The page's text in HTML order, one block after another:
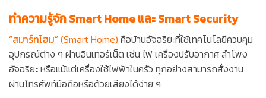
ทำความรู้จัก Smart Home และ Smart Security
“สมาร์ทโฮม”(Smart Home) คือบ้านอัจฉริยะที่ใช้เทคโนโลยีควบคุม
อุปกรณ์ต่าง ๆ ผ่านอินเทอร์เน็ต เช่น ไฟ เครื่องปรับอากาศ ลำโพง
อัจฉริยะ หรือแม้แต่เครื่องใช้ไฟฟ้าในครัว ทุกอย่างสามารถสั่งงาน
ผ่านโทรศัพท์มือถือหรือด้วยเสียงได้ง่าย ๆ